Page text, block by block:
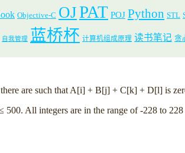
Objective-C OJPAT POJ Python STL
自我管理 蓝桥杯 计算机组成原理 读书笔记 贪
are such that A[i] + B[j] + C[k] + D[l] is
All integers are in the range of -228 to 228